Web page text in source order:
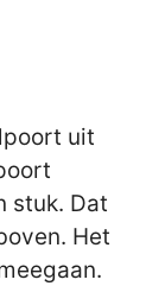
uit
stuk. Dat
Het